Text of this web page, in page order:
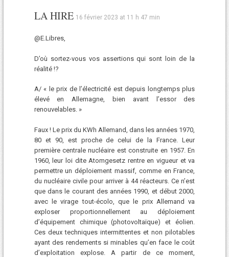
LA HIRE 16 février 2023 at 11 h 47 min
@E.Libres,
D’où sortez-vous vos assertions qui sont loin de la
réalité !?
A/ « le prix de l’électricité est depuis longtemps plus
élevé en Allemagne, bien avant l’essor des
renouvelables. »
Faux ! Le prix du KWh Allemand, dans les années 1970,
80 et 90, est proche de celui de la France. Leur
première centrale nucléaire est construite en 1957. En
1960, leur loi dite Atomgesetz rentre en vigueur et va
permettre un déploiement massif, comme en France,
du nucléaire civile pour arriver à 44 réacteurs. Ce n’est
que dans le courant des années 1990, et début 2000,
avec le virage tout-écolo, que le prix Allemand va
exploser proportionnellement au déploiement
d’équipement chimique (photovoltaïque) et éolien.
Ces deux techniques intermittentes et non pilotables
ayant des rendements si minables qu’en face le coût
d’exploitation explose. A partir de ce moment,